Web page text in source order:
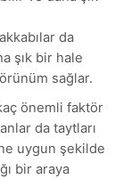
da
şık bir hale
sağlar.
önemli faktör
da taytları
uygun şekilde
bir araya